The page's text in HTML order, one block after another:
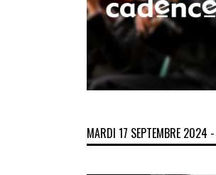
MARDI 17 SEPTEMBRE 2024 -